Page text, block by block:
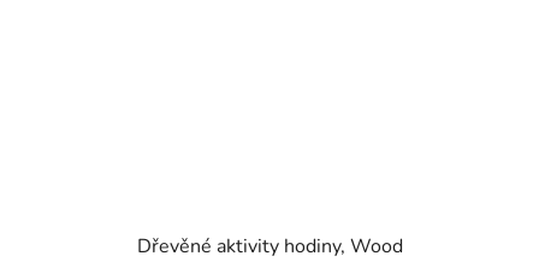
Dřevěné aktivity hodiny, Wood